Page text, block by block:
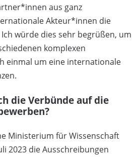
aus ganz
Akteur*innen die
würde dies sehr begrüßen, um
komplexen
einmal um eine internationale
die Verbünde auf die
Ministerium für Wissenschaft
2023 die Ausschreibungen